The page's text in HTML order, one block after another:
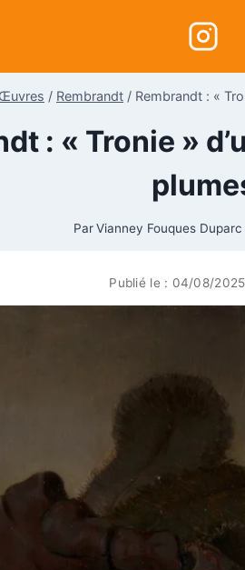
Œuvres / Rembrandt / Rembrandt : «
: « Tronie »
Par Vianney Fouques Duparc
Publié le : 04/08/